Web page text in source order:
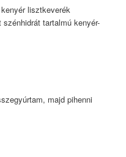
lisztkeverék
tartalmú kenyér-
majd pihenni